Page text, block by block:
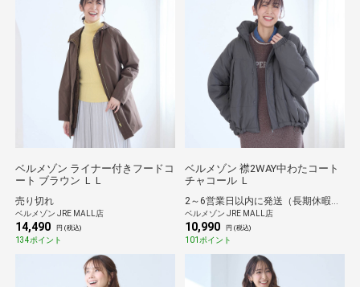
ベルメゾン ライナー付きフードコ
ート ブラウン ＬＬ
売り切れ
ベルメゾン JRE MALL店
14,490 円 (税込)
134ポイント
ベルメゾン 襟2WAY中わたコート
チャコール Ｌ
2～6営業日以内に発送（長期休暇除く）
ベルメゾン JRE MALL店
10,990 円 (税込)
101ポイント